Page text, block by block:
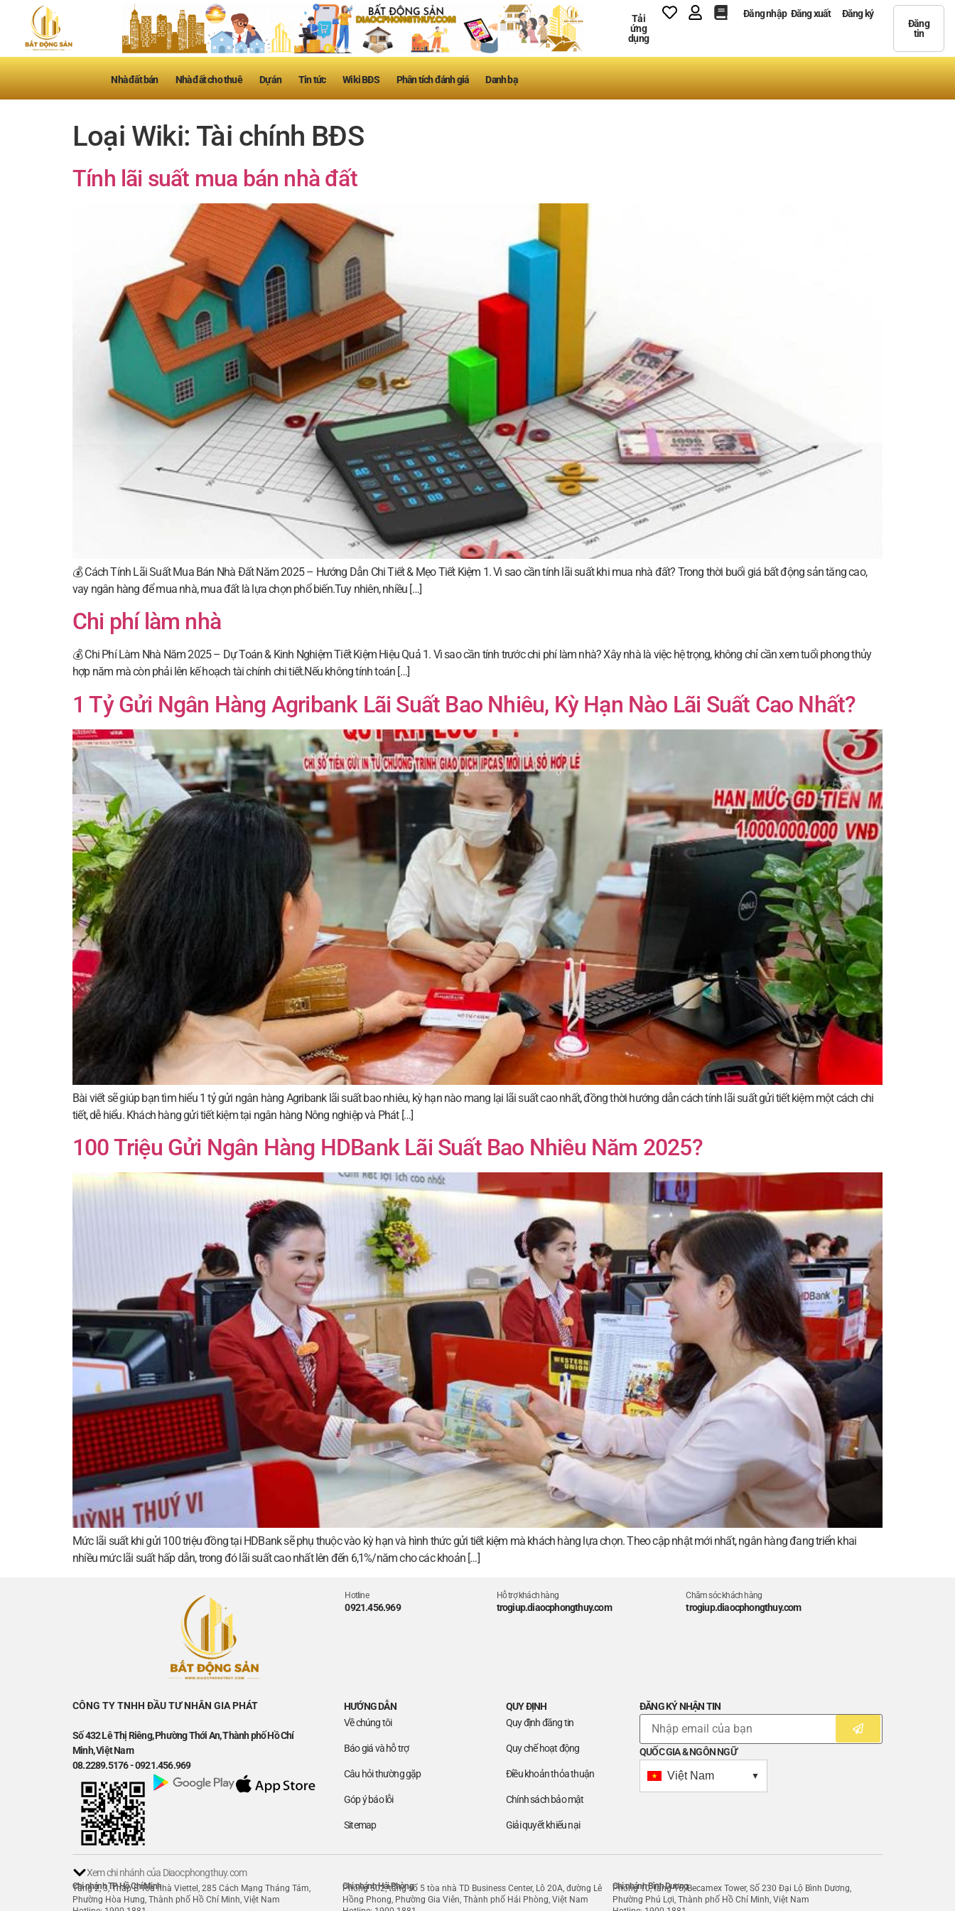
Tải
ứng
dụng
Đăng nhập Đăng xuất
Đăng ký
Đăng
tin
Nhà đất bán Nhà đất cho thuê Dự án Tin tức Wiki BĐS Phân tích đánh giá Danh bạ
Loại Wiki: Tài chính BĐS
Tính lãi suất mua bán nhà đất
💰 Cách Tính Lãi Suất Mua Bán Nhà Đất Năm 2025 – Hướng Dẫn Chi Tiết & Mẹo Tiết Kiệm 1. Vì sao cần tính lãi suất khi mua nhà đất? Trong thời buổi giá bất động sản tăng cao,
vay ngân hàng để mua nhà, mua đất là lựa chọn phổ biến.Tuy nhiên, nhiều […]
Chi phí làm nhà
💰 Chi Phí Làm Nhà Năm 2025 – Dự Toán & Kinh Nghiệm Tiết Kiệm Hiệu Quả 1. Vì sao cần tính trước chi phí làm nhà? Xây nhà là việc hệ trọng, không chỉ cần xem tuổi phong thủy
hợp năm mà còn phải lên kế hoạch tài chính chi tiết.Nếu không tính toán […]
1 Tỷ Gửi Ngân Hàng Agribank Lãi Suất Bao Nhiêu, Kỳ Hạn Nào Lãi Suất Cao Nhất?
Bài viết sẽ giúp bạn tìm hiểu 1 tỷ gửi ngân hàng Agribank lãi suất bao nhiêu, kỳ hạn nào mang lại lãi suất cao nhất, đồng thời hướng dẫn cách tính lãi suất gửi tiết kiệm một cách chi
tiết, dễ hiểu. Khách hàng gửi tiết kiệm tại ngân hàng Nông nghiệp và Phát […]
100 Triệu Gửi Ngân Hàng HDBank Lãi Suất Bao Nhiêu Năm 2025?
Mức lãi suất khi gửi 100 triệu đồng tại HDBank sẽ phụ thuộc vào kỳ hạn và hình thức gửi tiết kiệm mà khách hàng lựa chọn. Theo cập nhật mới nhất, ngân hàng đang triển khai
nhiều mức lãi suất hấp dẫn, trong đó lãi suất cao nhất lên đến 6,1%/năm cho các khoản […]
Hotline
0921.456.969
Hỗ trợ khách hàng
trogiup.diaocphongthuy.com
Chăm sóc khách hàng
trogiup.diaocphongthuy.com
CÔNG TY TNHH ĐẦU TƯ NHÂN GIA PHÁT
Số 432 Lê Thị Riêng, Phường Thới An, Thành phố Hồ Chí
Minh, Việt Nam
08.2289.5176 - 0921.456.969
HƯỚNG DẪN
Về chúng tôi
Báo giá và hỗ trợ
Câu hỏi thường gặp
Góp ý báo lỗi
Sitemap
QUY ĐỊNH
Quy định đăng tin
Quy chế hoạt động
Điều khoản thỏa thuận
Chính sách bảo mật
Giải quyết khiếu nại
ĐĂNG KÝ NHẬN TIN
QUỐC GIA & NGÔN NGỮ
Việt Nam ▼
Xem chi nhánh của Diaocphongthuy.com
Chi nhánh TP. Hồ Chí Minh
Tầng 2, 3, Tháp B Tòa nhà Viettel, 285 Cách Mạng Tháng Tám,
Phường Hòa Hưng, Thành phố Hồ Chí Minh, Việt Nam
Chi nhánh Hải Phòng
Phòng 502, tầng số 5 tòa nhà TD Business Center, Lô 20A, đường Lê
Hồng Phong, Phường Gia Viên, Thành phố Hải Phòng, Việt Nam
Chi nhánh Bình Dương
Phòng 10, tầng 16, Becamex Tower, Số 230 Đại Lộ Bình Dương,
Phường Phú Lợi, Thành phố Hồ Chí Minh, Việt Nam